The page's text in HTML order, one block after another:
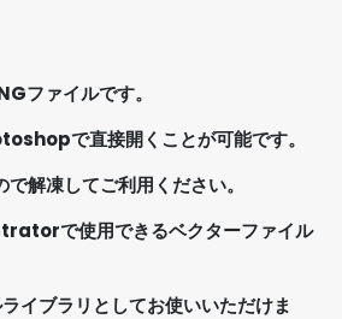
ファイルです。
で直接開くことが可能です。
解凍してご利用ください。
で使用できるベクターファイル
イブラリとしてお使いいただけま